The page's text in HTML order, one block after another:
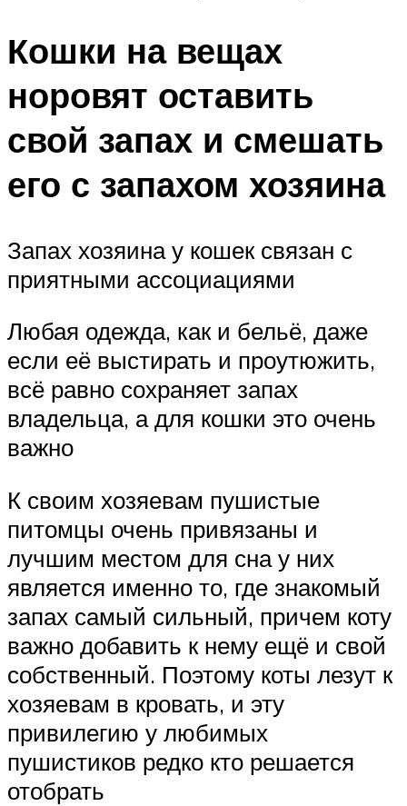
Кошки на вещах
норовят оставить
свой запах и смешать
его с запахом хозяина
Запах хозяина у кошек связан с
приятными ассоциациями
Любая одежда, как и бельё, даже
если её выстирать и проутюжить,
всё равно сохраняет запах
владельца, а для кошки это очень
важно
К своим хозяевам пушистые
питомцы очень привязаны и
лучшим местом для сна у них
является именно то, где знакомый
запах самый сильный, причем коту
важно добавить к нему ещё и свой
собственный. Поэтому коты лезут к
хозяевам в кровать, и эту
привилегию у любимых
пушистиков редко кто решается
отобрать